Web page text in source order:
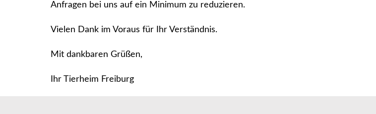
Anfragen bei uns auf ein Minimum zu reduzieren.
Vielen Dank im Voraus für Ihr Verständnis.
Mit dankbaren Grüßen,
Ihr Tierheim Freiburg